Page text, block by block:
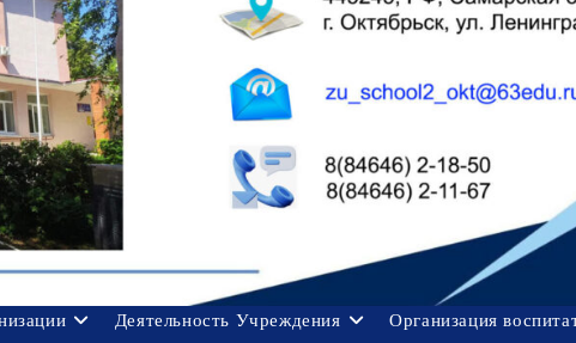
Деятельность Учреждения Организация